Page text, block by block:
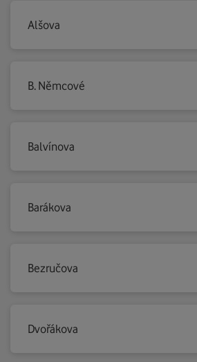
Alšova
B. Němcové
Balvínova
Barákova
Bezručova
Dvořákova